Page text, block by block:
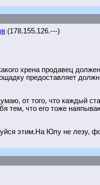
(178.155.126.---)
хрена продавец
предоставляет
от того, что каждый
тем, что его тоже
этим.На Юлу не лезу,